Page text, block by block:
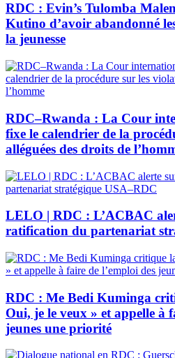
RDC : Evin’s Tulomba
Kutino d’avoir abandonné
la jeunesse
RDC–Rwanda : La Cour
fixe le calendrier de la
alléguées des droits de
LELO | RDC : L’ACBAC
ratification du partenariat
RDC : Me Bedi Kuminga
Oui, je le veux » et appelle à
jeunes une priorité